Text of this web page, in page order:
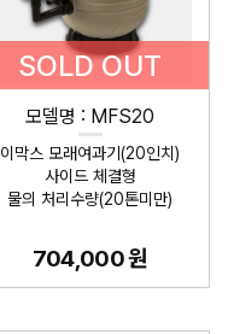
SOLD OUT
모델명 : MFS20
이막스 모래여과기(20인치)
사이드 체결형
물의 처리수량(20톤미만)
704,000 원